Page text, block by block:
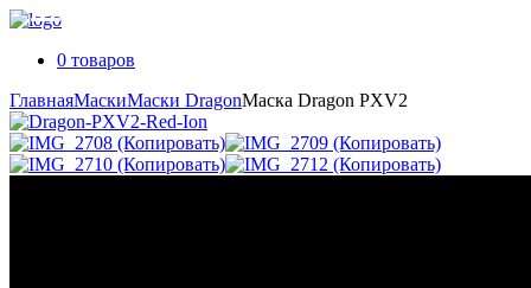
0 товаров
ГлавнаяМаскиМаски DragonМаска Dragon PXV2